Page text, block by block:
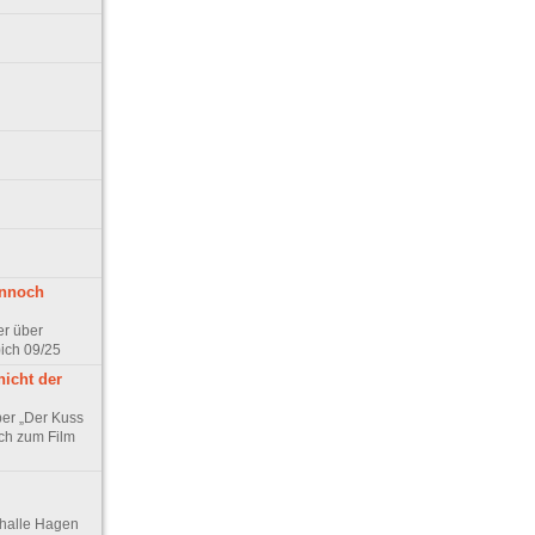
über
09/25
der
„Der Kuss
zum Film
Hagen